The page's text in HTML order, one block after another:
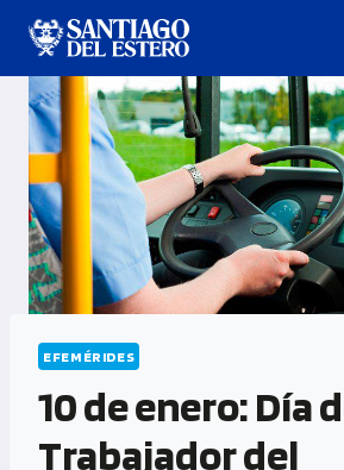
EFEMÉRIDES
10 de enero: Día
Trabajador del